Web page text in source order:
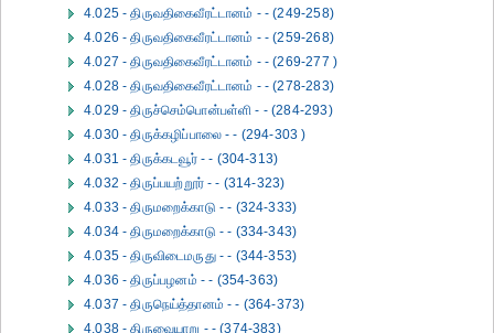
4.025 - திருவதிகைவீரட்டானம் - - (249-258)
4.026 - திருவதிகைவீரட்டானம் - - (259-268)
4.027 - திருவதிகைவீரட்டானம் - - (269-277 )
4.028 - திருவதிகைவீரட்டானம் - - (278-283)
4.029 - திருச்செம்பொன்பள்ளி - - (284-293)
4.030 - திருக்கழிப்பாலை - - (294-303 )
4.031 - திருக்கடவூர் - - (304-313)
4.032 - திருப்பயற்றூர் - - (314-323)
4.033 - திருமறைக்காடு - - (324-333)
4.034 - திருமறைக்காடு - - (334-343)
4.035 - திருவிடைமருது - - (344-353)
4.036 - திருப்பழனம் - - (354-363)
4.037 - திருநெய்த்தானம் - - (364-373)
4.038 - திருவையாறு - - (374-383)